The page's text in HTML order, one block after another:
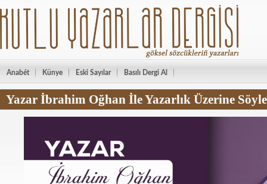
Anabét Künye Eski Sayılar Basılı Dergi Al
Yazar İbrahim Oğhan İle Yazarlık Üzerine